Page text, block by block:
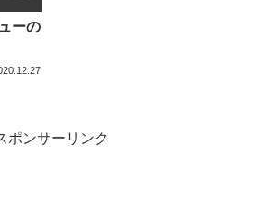
ーの
ポンサーリンク